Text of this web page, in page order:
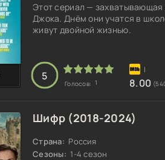
Этот сериал —
Джока. Днём они учатся в
живут двойной жизнью.
5
Голосов: 1 8.00
Шифр (2018-2024)
Страна: Россия
Сезоны: 1-4 сезон